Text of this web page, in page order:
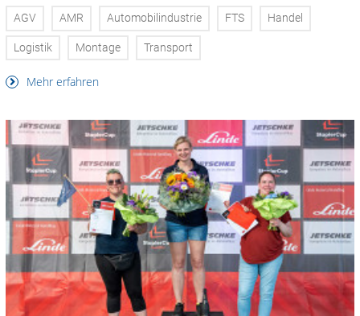
AGV AMR Automobilindustrie FTS Handel
Logistik Montage Transport
Mehr erfahren